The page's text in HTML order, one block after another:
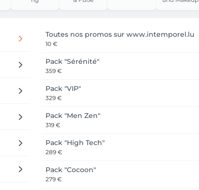
Toutes nos promos sur www.intemporel.lu
10 €
Pack "Sérénité"
359 €
Pack "VIP"
329 €
Pack "Men Zen"
319 €
Pack "High Tech"
289 €
Pack "Cocoon"
279 €